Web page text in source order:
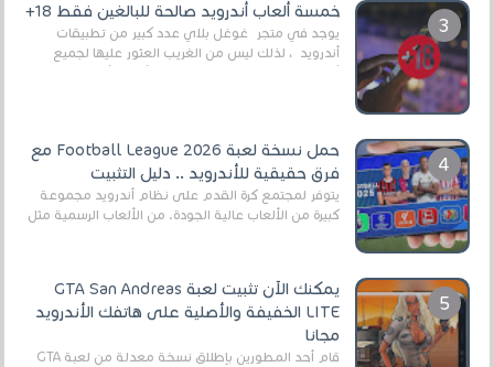
خمسة ألعاب أندرويد صالحة للبالغين فقط 18+
يوجد في متجر غوغل بلاي عدد كبير من تطبيقات
أندرويد ، لذلك ليس من الغريب العثور عليها لجميع
حمل نسخة لعبة Football League 2026 مع
فرق حقيقية للأندرويد .. دليل التثبيت
يتوفر لمجتمع كرة القدم على نظام أندرويد مجموعة
كبيرة من الألعاب عالية الجودة. من الألعاب الرسمية مثل
يمكنك الآن تثبيت لعبة GTA San Andreas
LITE الخفيفة والأصلية على هاتفك الأندرويد
مجانا
قام أحد المطورين بإطلاق نسخة معدلة من لعبة GTA